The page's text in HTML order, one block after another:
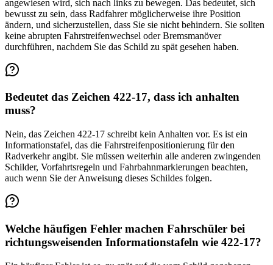
angewiesen wird, sich nach links zu bewegen. Das bedeutet, sich
bewusst zu sein, dass Radfahrer möglicherweise ihre Position
ändern, und sicherzustellen, dass Sie sie nicht behindern. Sie sollten
keine abrupten Fahrstreifenwechsel oder Bremsmanöver
durchführen, nachdem Sie das Schild zu spät gesehen haben.
Bedeutet das Zeichen 422-17, dass ich anhalten
muss?
Nein, das Zeichen 422-17 schreibt kein Anhalten vor. Es ist ein
Informationstafel, das die Fahrstreifenpositionierung für den
Radverkehr angibt. Sie müssen weiterhin alle anderen zwingenden
Schilder, Vorfahrtsregeln und Fahrbahnmarkierungen beachten,
auch wenn Sie der Anweisung dieses Schildes folgen.
Welche häufigen Fehler machen Fahrschüler bei
richtungsweisenden Informationstafeln wie 422-17?